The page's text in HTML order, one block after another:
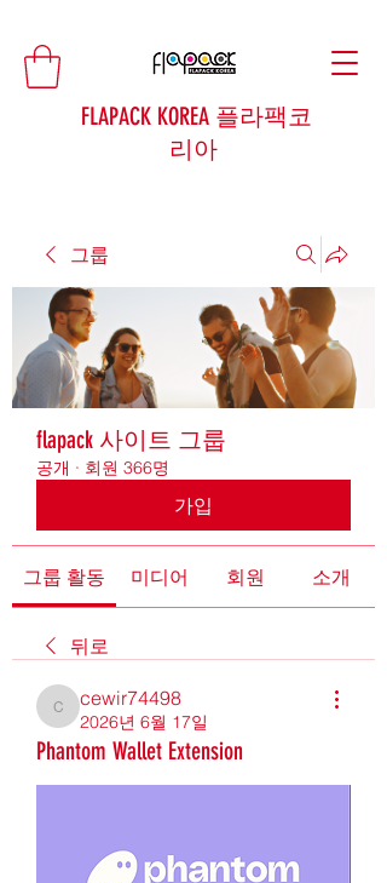
FLAPACK KOREA 플라팩코
리아
그룹
flapack 사이트 그룹
공개 · 회원 366명
가입
그룹 활동 미디어 회원 소개
뒤로
cewir74498
cewir74498
2026년 6월 17일
Phantom Wallet Extension